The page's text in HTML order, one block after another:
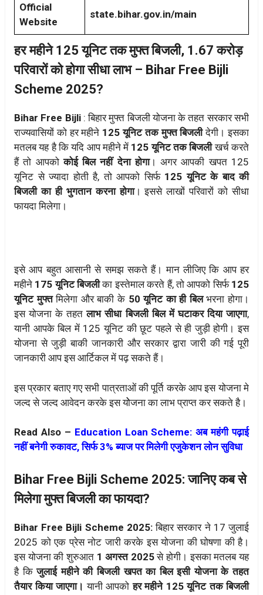
Official
Website
state.bihar.gov.in/main
हर महीने 125 यूनिट तक मुफ्त बिजली, 1.67 करोड़
परिवारों को होगा सीधा लाभ – Bihar Free Bijli
Scheme 2025?
Bihar Free Bijli: बिहार मुफ्त बिजली योजना के तहत सरकार सभी
राज्यवासियों को हर महीने 125 यूनिट तक मुफ्त बिजलीदेगी। इसका
मतलब यह है कि यदि आप महीने में 125 यूनिट तक बिजलीखर्च करते
हैं तो आपकोकोई बिल नहीं देना होगा। अगर आपकी खपत 125
यूनिट से ज्यादा होती है, तो आपको सिर्फ 125 यूनिट के बाद की
बिजली का ही भुगतान करना होगा। इससे लाखों परिवारों को सीधा
फायदा मिलेगा।
इसे आप बहुत आसानी से समझ सकते हैं। मान लीजिए कि आप हर
महीने 175 यूनिट बिजलीका इस्तेमाल करते हैं, तो आपको सिर्फ 125
यूनिट मुफ्तमिलेगा और बाकी के 50 यूनिट का ही बिलभरना होगा।
इस योजना के तहतलाभ सीधा बिजली बिल में घटाकर दिया जाएगा,
यानी आपके बिल में 125 यूनिट की छूट पहले से ही जुड़ी होगी। इस
योजना से जुड़ी बाकी जानकारी और सरकार द्वारा जारी की गई पूरी
जानकारी आप इस आर्टिकल में पढ़ सकते हैं।
इस प्रकार बताए गए सभी पात्रताओं की पूर्ति करके आप इस योजना मे
जल्द से जल्द आवेदन करके इस योेजना का लाभ प्राप्त कर सकते है।
Read Also – Education Loan Scheme: अब महंगी पढ़ाई
नहीं बनेगी रुकावट, सिर्फ 3% ब्याज पर मिलेगी एजुकेशन लोन सुविधा
Bihar Free Bijli Scheme 2025: जानिए कब से
मिलेगा मुफ्त बिजली का फायदा?
Bihar Free Bijli Scheme 2025:बिहार सरकार ने 17 जुलाई
2025 को एक प्रेस नोट जारी करके इस योजना की घोषणा की है।
इस योजना की शुरुआत 1 अगस्त 2025से होगी। इसका मतलब यह
है किजुलाई महीने की बिजली खपत का बिल इसी योजना के तहत
तैयार किया जाएगा। यानी आपकोहर महीने 125 यूनिट तक बिजली